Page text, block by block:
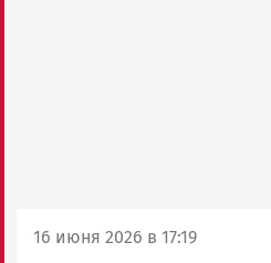
16 июня 2026 в 17:19